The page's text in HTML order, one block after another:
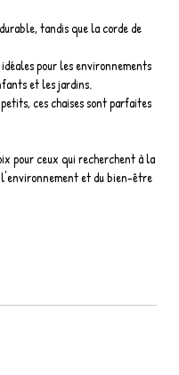
tandis que la corde de
pour les environnements
et les jardins.
ces chaises sont parfaites
pour ceux qui recherchent à la
et du bien-être